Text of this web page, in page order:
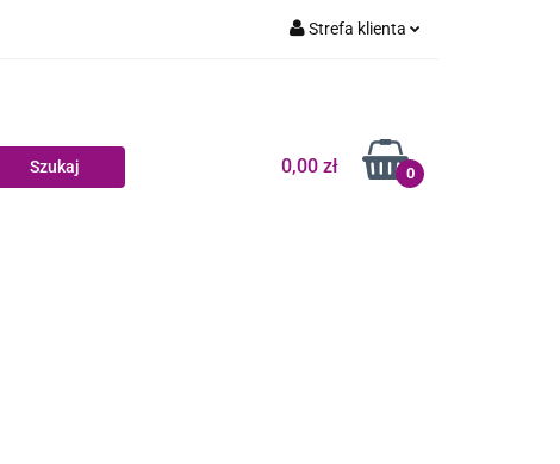
Strefa klienta
Dodaj zgłoszenie
0,00 zł 0